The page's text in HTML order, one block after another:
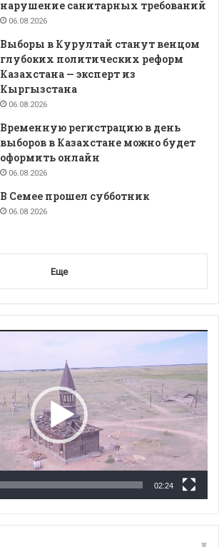
нарушение санитарных требований
06.08.2026
Выборы в Курултай станут венцом
глубоких политических реформ
Казахстана — эксперт из
Кыргызстана
06.08.2026
Временную регистрацию в день
выборов в Казахстане можно будет
оформить онлайн
06.08.2026
В Семее прошел субботник
06.08.2026
Еще
02:24